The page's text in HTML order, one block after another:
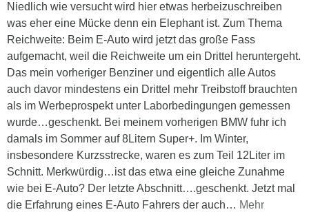
Niedlich wie versucht wird hier etwas herbeizuschreiben
was eher eine Mücke denn ein Elephant ist. Zum Thema
Reichweite: Beim E-Auto wird jetzt das große Fass
aufgemacht, weil die Reichweite um ein Drittel heruntergeht.
Das mein vorheriger Benziner und eigentlich alle Autos
auch davor mindestens ein Drittel mehr Treibstoff brauchten
als im Werbeprospekt unter Laborbedingungen gemessen
wurde…geschenkt. Bei meinem vorherigen BMW fuhr ich
damals im Sommer auf 8Litern Super+. Im Winter,
insbesondere Kurzsstrecke, waren es zum Teil 12Liter im
Schnitt. Merkwürdig…ist das etwa eine gleiche Zunahme
wie bei E-Auto? Der letzte Abschnitt….geschenkt. Jetzt mal
die Erfahrung eines E-Auto Fahrers der auch… Mehr